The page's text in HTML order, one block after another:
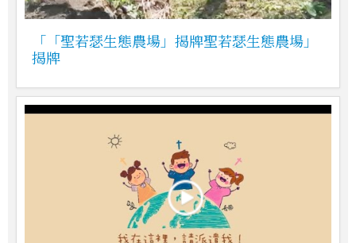
「「聖若瑟生態農場」揭牌聖若瑟生態農場」
揭牌